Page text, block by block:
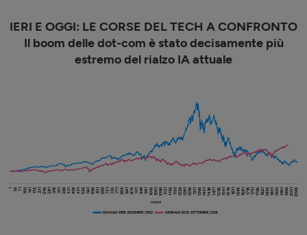
IERI E OGGI: LE CORSE DEL TECH A CONFRONTO
Il boom delle dot-com è stato decisamente più
estremo del rialzo IA attuale